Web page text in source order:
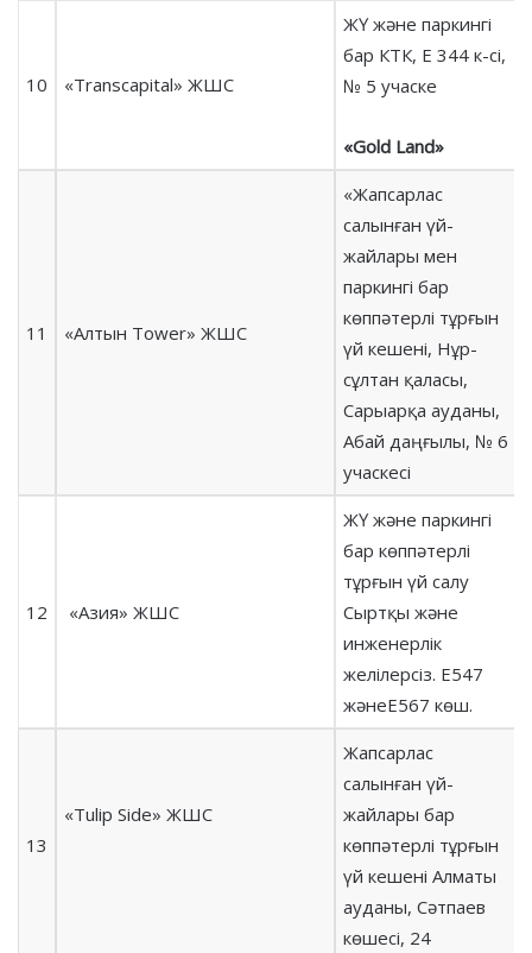
10 «Transcapital» ЖШС
ЖҮ және паркингі
бар КТК, Е 344 к-сі,
№ 5 учаске
«Gold Land»
11 «Алтын Tower» ЖШС
«Жапсарлас
салынған үй-
жайлары мен
паркингі бар
көппәтерлі тұрғын
үй кешені, Нұр-
сұлтан қаласы,
Сарыарқа ауданы,
Абай даңғылы, № 6
учаскесі
12 «Азия» ЖШС
ЖҮ және паркингі
бар көппәтерлі
тұрғын үй салу
Сыртқы және
инженерлік
желілерсіз. Е547
жәнеЕ567 көш.
13
«Tulip Side» ЖШС
Жапсарлас
салынған үй-
жайлары бар
көппәтерлі тұрғын
үй кешені Алматы
ауданы, Сәтпаев
көшесі, 24